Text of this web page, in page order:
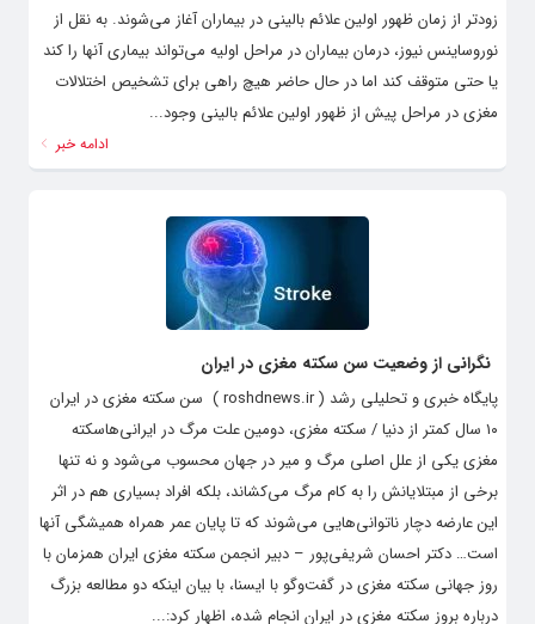
زودتر از زمان ظهور اولین علائم بالینی در بیماران آغاز می‌شوند. به نقل از
نوروساینس نیوز، درمان بیماران در مراحل اولیه می‌تواند بیماری آنها را کند
یا حتی متوقف کند اما در حال حاضر هیچ راهی برای تشخیص اختلالات
مغزی در مراحل پیش از ظهور اولین علائم بالینی وجود...
ادامه خبر
نگرانی از وضعیت سن سکته مغزی در ایران
پایگاه خبری و تحلیلی رشد ( roshdnews.ir ) سن سکته مغزی در ایران
۱۰ سال کمتر از دنیا / سکته مغزی، دومین علت مرگ در ایرانی‌هاسکته
مغزی یکی از علل اصلی مرگ و میر در جهان محسوب می‌شود و نه تنها
برخی از مبتلایانش را به کام مرگ می‌کشاند، بلکه افراد بسیاری هم در اثر
این عارضه دچار ناتوانی‌هایی می‌شوند که تا پایان عمر همراه همیشگی آنها
است… دکتر احسان شریفی‌پور – دبیر انجمن سکته مغزی ایران همزمان با
روز جهانی سکته مغزی در گفت‌وگو با ایسنا، با بیان اینکه دو مطالعه بزرگ
درباره بروز سکته مغزی در ایران انجام شده، اظهار کرد:...